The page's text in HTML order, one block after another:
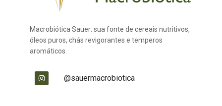
Macrobiótica Sauer: sua fonte de cereais nutritivos,
óleos puros, chás revigorantes e temperos
aromáticos.
@sauermacrobiotica